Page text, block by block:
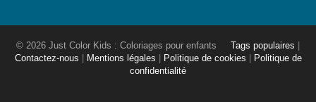
© 2026 Just Color Kids : Coloriages pour enfants Tags populaires
Contactez-nous
Mentions légales Politique de cookies
Politique de
confidentialité